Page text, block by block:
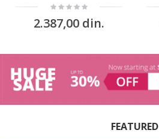
2.387,00 din.
FEATURED